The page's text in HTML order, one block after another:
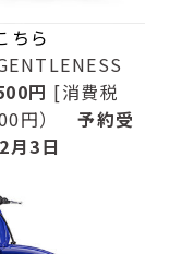
ちら
円 [消費税
円） 予約受
月3日